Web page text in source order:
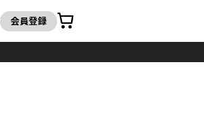
会員登録
カート